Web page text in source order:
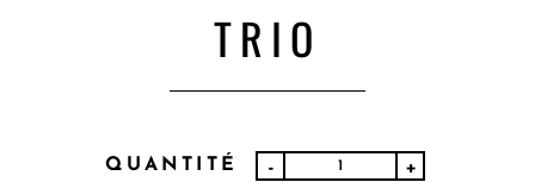
TRIO
QUANTITÉ - +